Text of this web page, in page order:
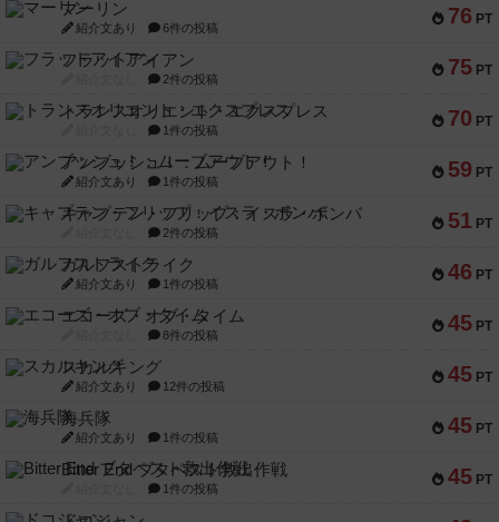
76 PT
マーリン
紹介文あり 6件の投稿
75 PT
フラットアイアン
2件の投稿
70 PT
トランスオリエント・エクスプレス
1件の投稿
59 PT
アンブッシュ！：ムーブアウト！
紹介文あり 1件の投稿
51 PT
キャプテン・フリップ：イスラ・ボンバ
2件の投稿
46 PT
ガルフストライク
紹介文あり 1件の投稿
45 PT
エコーズ・オブ・タイム
8件の投稿
45 PT
スカルキング
紹介文あり 12件の投稿
45 PT
海兵隊
紹介文あり 1件の投稿
45 PT
Bitter End ブタペスト救出作戦
1件の投稿